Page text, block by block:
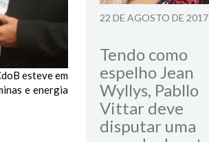
esteve em
e energia
22 DE AGOSTO DE 2017
Tendo como
espelho Jean
Wyllys, Pabllo
Vittar deve
disputar uma